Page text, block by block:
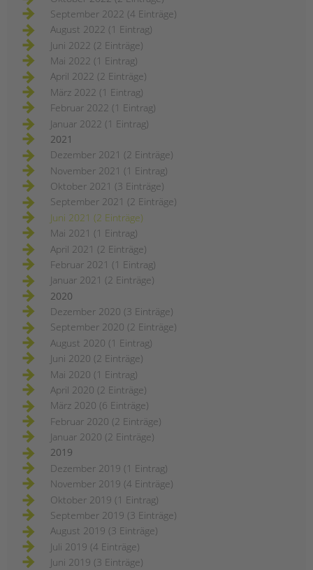
September 2022 (4 Einträge)
August 2022 (1 Eintrag)
Juni 2022 (2 Einträge)
Mai 2022 (1 Eintrag)
April 2022 (2 Einträge)
März 2022 (1 Eintrag)
Februar 2022 (1 Eintrag)
Januar 2022 (1 Eintrag)
2021
Dezember 2021 (2 Einträge)
November 2021 (1 Eintrag)
Oktober 2021 (3 Einträge)
September 2021 (2 Einträge)
Juni 2021 (2 Einträge)
Mai 2021 (1 Eintrag)
April 2021 (2 Einträge)
Februar 2021 (1 Eintrag)
Januar 2021 (2 Einträge)
2020
Dezember 2020 (3 Einträge)
September 2020 (2 Einträge)
August 2020 (1 Eintrag)
Juni 2020 (2 Einträge)
Mai 2020 (1 Eintrag)
April 2020 (2 Einträge)
März 2020 (6 Einträge)
Februar 2020 (2 Einträge)
Januar 2020 (2 Einträge)
2019
Dezember 2019 (1 Eintrag)
November 2019 (4 Einträge)
Oktober 2019 (1 Eintrag)
September 2019 (3 Einträge)
August 2019 (3 Einträge)
Juli 2019 (4 Einträge)
Juni 2019 (3 Einträge)